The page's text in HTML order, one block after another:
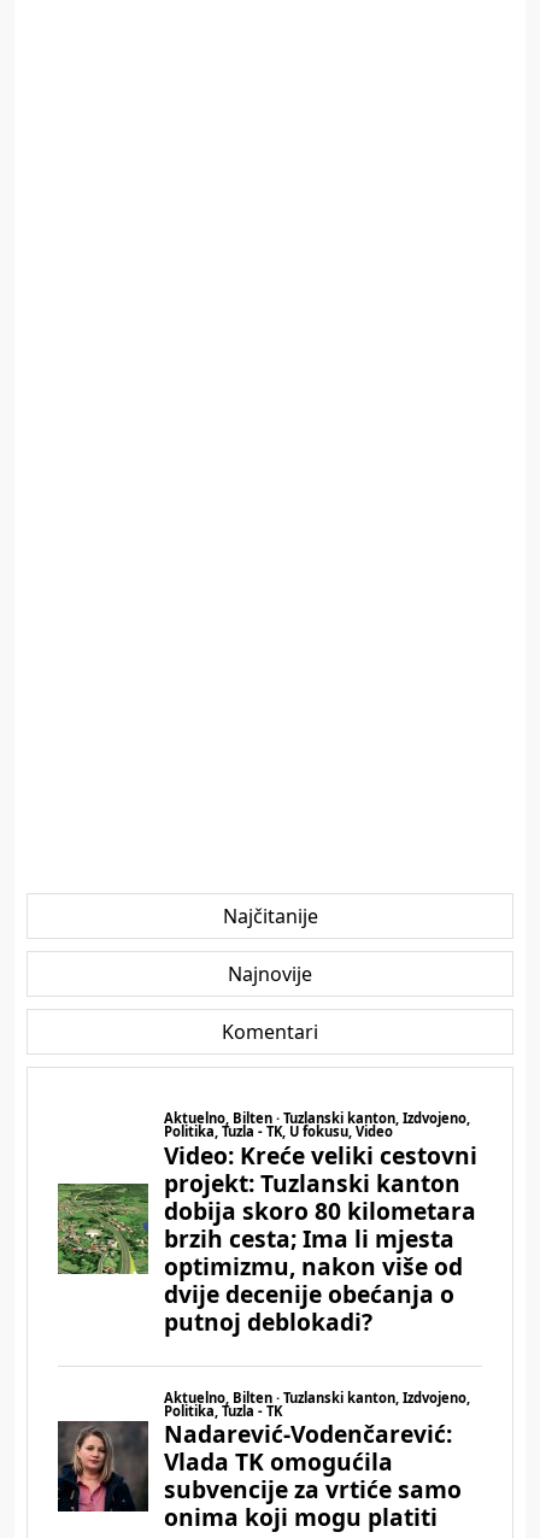
Najčitanije
Najnovije
Komentari